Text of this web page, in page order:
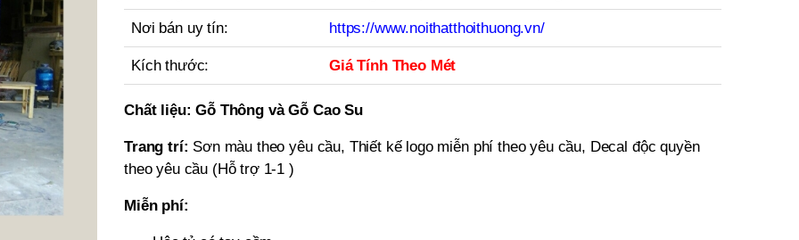
Nơi bán uy tín: https://www.noithatthoithuong.vn/
Kích thước: Giá Tính Theo Mét
Chất liệu: Gỗ Thông và Gỗ Cao Su
Trang trí: Sơn màu theo yêu cầu, Thiết kế logo miễn phí theo yêu cầu, Decal độc quyền
theo yêu cầu (Hỗ trợ 1-1 )
Miễn phí: